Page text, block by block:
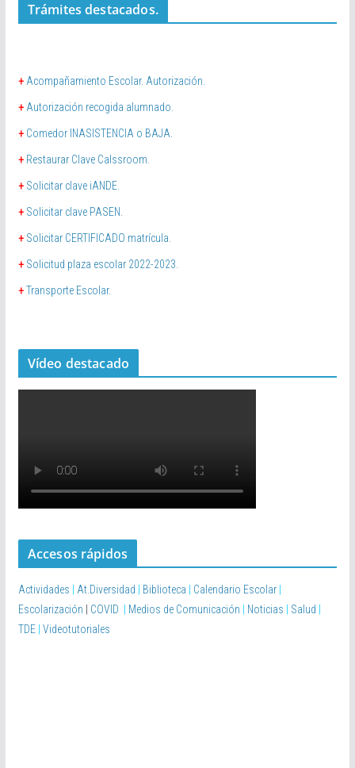
Trámites destacados.
+ Acompañamiento Escolar. Autorización.
+ Autorización recogida alumnado.
+ Comedor INASISTENCIA o BAJA.
+ Restaurar Clave Calssroom.
+ Solicitar clave iANDE.
+ Solicitar clave PASEN.
+ Solicitar CERTIFICADO matrícula.
+ Solicitud plaza escolar 2022-2023.
+Transporte Escolar.
Vídeo destacado
Accesos rápidos
Actividades At.Diversidad Biblioteca Calendario Escolar
Escolarización
COVID Medios de Comunicación Noticias Salud
TDE Videotutoriales